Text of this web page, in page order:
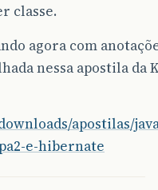
classe.
agora com
nessa apostila da
apostilas/
e-hibernate